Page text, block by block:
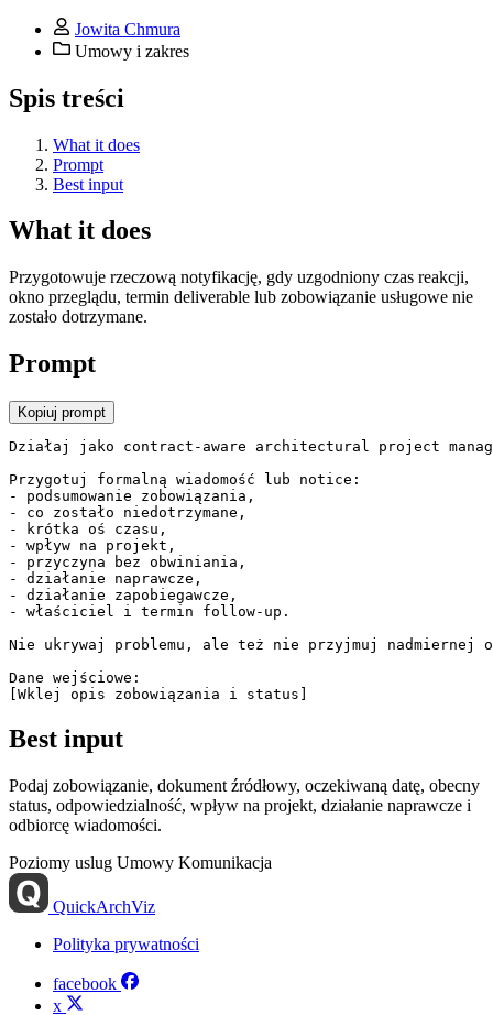
Jowita Chmura
Umowy i zakres
Spis treści
What it does
Prompt
Best input
What it does
Przygotowuje rzeczową notyfikację, gdy uzgodniony czas reakcji,
okno przeglądu, termin deliverable lub zobowiązanie usługowe nie
zostało dotrzymane.
Prompt
Kopiuj prompt
Działaj jako contract-aware architectural project
Przygotuj formalną wiadomość lub notice:
- podsumowanie zobowiązania,
- co zostało niedotrzymane,
- krótka oś czasu,
- wpływ na projekt,
- przyczyna bez obwiniania,
- działanie naprawcze,
- działanie zapobiegawcze,
- właściciel i termin follow-up.
Nie ukrywaj problemu, ale też nie przyjmuj nadmiernej
Dane wejściowe:
Best input
Podaj zobowiązanie, dokument źródłowy, oczekiwaną datę, obecny
status, odpowiedzialność, wpływ na projekt, działanie naprawcze i
odbiorcę wiadomości.
Poziomy uslug Umowy Komunikacja
QuickArchViz
Polityka prywatności
facebook
x